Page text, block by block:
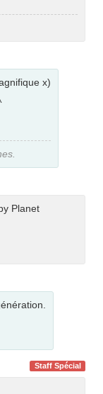
x)
Planet
Staff Spécial